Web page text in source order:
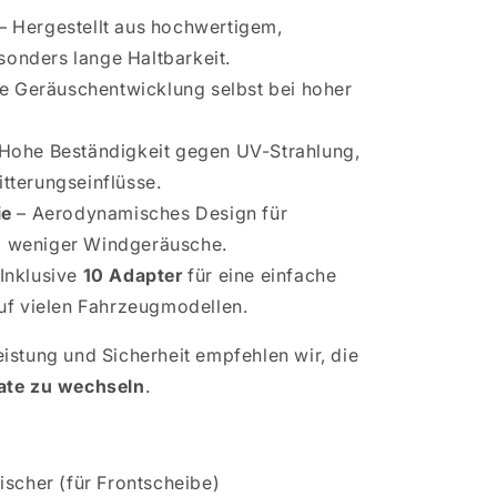
Hergestellt aus hochwertigem,
lange Haltbarkeit.
Geräuschentwicklung selbst bei hoher
Beständigkeit gegen UV-Strahlung,
– Aerodynamisches Design für
Windgeräusche.
10 Adapterfür eine einfache
vielen Fahrzeugmodellen.
und Sicherheit empfehlen wir, die
zu wechseln.
(für Frontscheibe)